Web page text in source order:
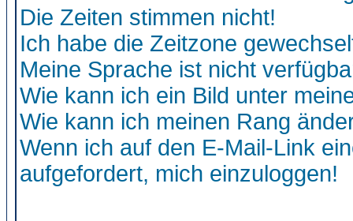
Die Zeiten stimmen nicht!
Ich habe die Zeitzone
Meine Sprache ist nicht
Wie kann ich ein Bild unter
Wie kann ich meinen Rang
Wenn ich auf den E-Mail-Link
aufgefordert, mich einzuloggen!